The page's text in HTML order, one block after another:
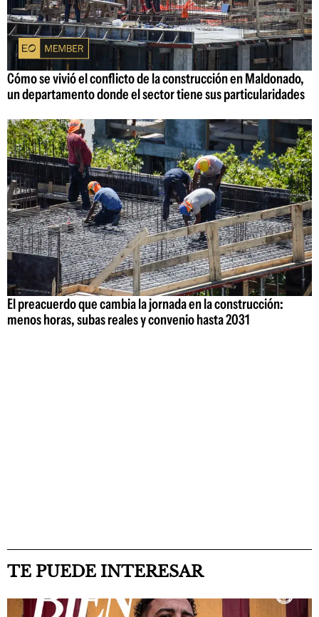
Cómo se vivió el conflicto de la construcción en Maldonado,
un departamento donde el sector tiene sus particularidades
El preacuerdo que cambia la jornada en la construcción:
menos horas, subas reales y convenio hasta 2031
TE PUEDE INTERESAR